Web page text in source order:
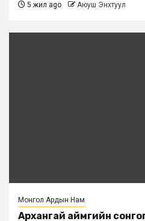
5 жил ago Аюуш Энхтуул
Монгол Ардын Нам
Архангай аймгийн